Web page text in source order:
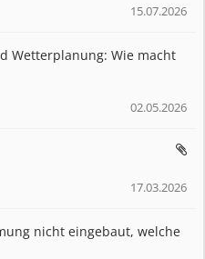
15.07.2026
Wetterplanung: Wie macht
02.05.2026
17.03.2026
nicht eingebaut, welche